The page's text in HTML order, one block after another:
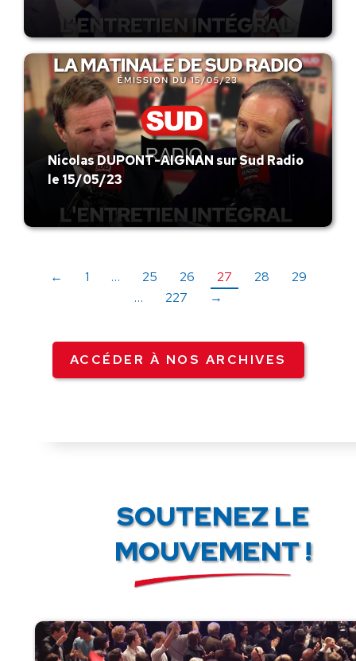
Nicolas DUPONT-AIGNAN sur Sud Radio
le 15/05/23
← 1 … 25 26 27 28
29
…
227 →
ACCÉDER À NOS ARCHIVES
SOUTENEZ LE
MOUVEMENT !